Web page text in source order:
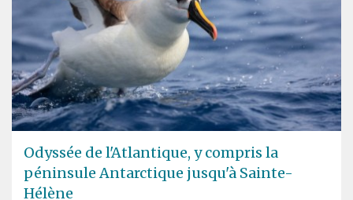
Odyssée de l'Atlantique, y compris la
péninsule Antarctique jusqu'à Sainte-
Hélène